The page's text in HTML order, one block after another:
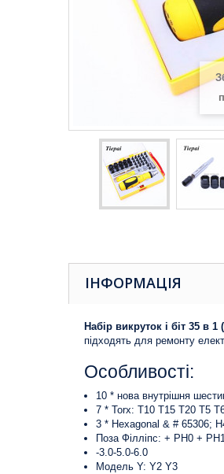
ІНФОРМАЦІЯ
Набір викруток і біт 35 в
підходять для ремонту
Особливості:
10 * нова внутрішня
7 * Torx: T10 T15 T20 T5
3 * Hexagonal & # 65306;
Поза Філліпс: + PH0 +
-3.0-5.0-6.0
Модель Y: Y2 Y3